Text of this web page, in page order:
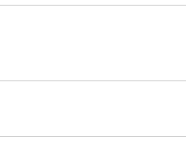
よるプロダクトデザイン。本